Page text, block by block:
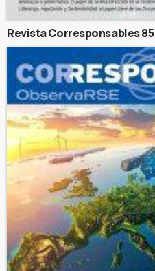
Revista Corresponsables 85